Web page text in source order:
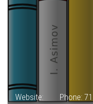
Website: Phone: